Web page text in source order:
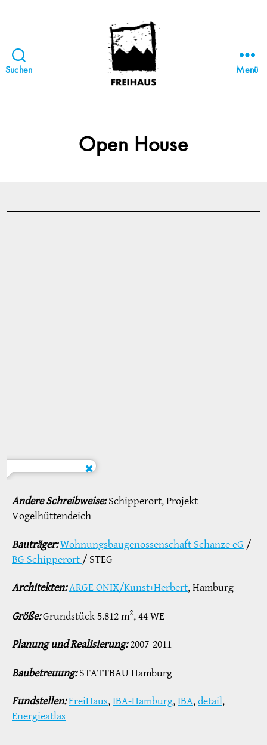
Suchen
STATTBAU
HAMBURG
Menü
Open House
Andere Schreibweise:Schipperort, Projekt
Vogelhüttendeich
Bauträger:Wohnungsbaugenossenschaft Schanze eG /
BG Schipperort / STEG
Architekten:ARGE ONIX/Kunst+Herbert, Hamburg
Größe:Grundstück 5.812 m2, 44 WE
Planung und Realisierung:2007-2011
Baubetreuung:STATTBAU Hamburg
Fundstellen:FreiHaus,IBA-Hamburg,IBA,detail,
Energieatlas